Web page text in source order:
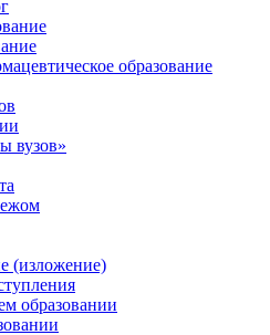
образование
вузов»
(изложение)
образовании